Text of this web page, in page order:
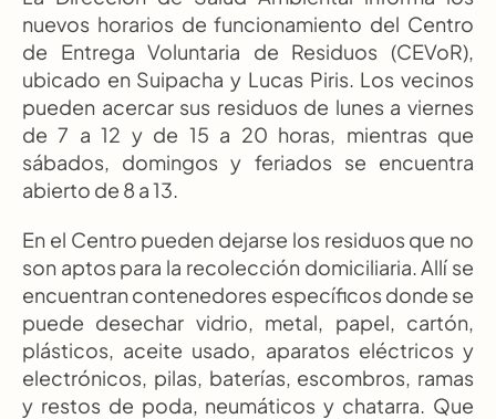
nuevos horarios de funcionamiento del Centro
de Entrega Voluntaria de Residuos (CEVoR),
ubicado en Suipacha y Lucas Piris. Los vecinos
pueden acercar sus residuos de lunes a viernes
de 7 a 12 y de 15 a 20 horas, mientras que
sábados, domingos y feriados se encuentra
abierto de 8 a 13.
En el Centro pueden dejarse los residuos que no
son aptos para la recolección domiciliaria. Allí se
encuentran contenedores específicos donde se
puede desechar vidrio, metal, papel, cartón,
plásticos, aceite usado, aparatos eléctricos y
electrónicos, pilas, baterías, escombros, ramas
y restos de poda, neumáticos y chatarra. Que